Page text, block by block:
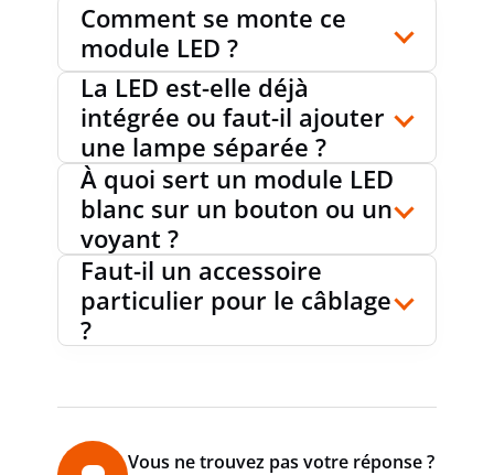
Comment se monte ce
module LED ?
La LED est-elle déjà
intégrée ou faut-il ajouter
une lampe séparée ?
À quoi sert un module LED
blanc sur un bouton ou un
voyant ?
Faut-il un accessoire
particulier pour le câblage
?
Vous ne trouvez pas votre réponse ?